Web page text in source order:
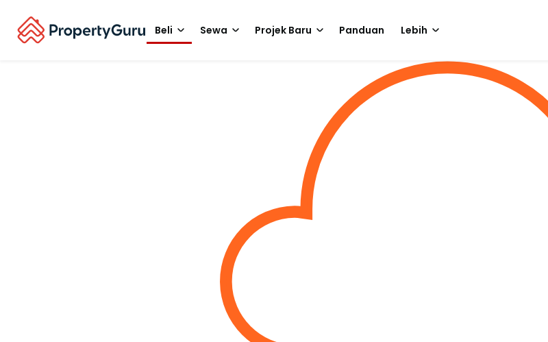
Beli Sewa Projek Baru Panduan Lebih